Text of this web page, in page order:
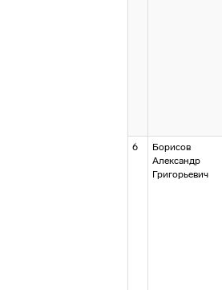
6
Борисов
Александр
Григорьевич